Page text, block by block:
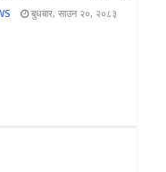
बुधबार, साउन २०, २०८३